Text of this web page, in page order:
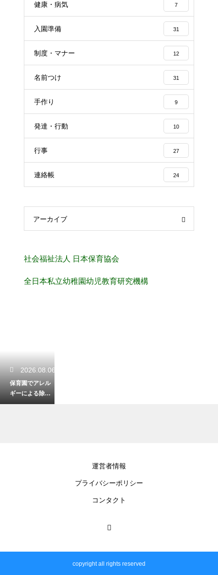
健康・病気 7
入園準備 31
制度・マナー 12
名前つけ 31
手作り 9
発達・行動 10
行事 27
連絡帳 24
アーカイブ
社会福祉法人 日本保育協会
全日本私立幼稚園幼児教育研究機構
2026.08.06
保育園でアレル
ギーによる除去
食の申請を行
運営者情報
プライバシーポリシー
コンタクト
copyright all rights reserved